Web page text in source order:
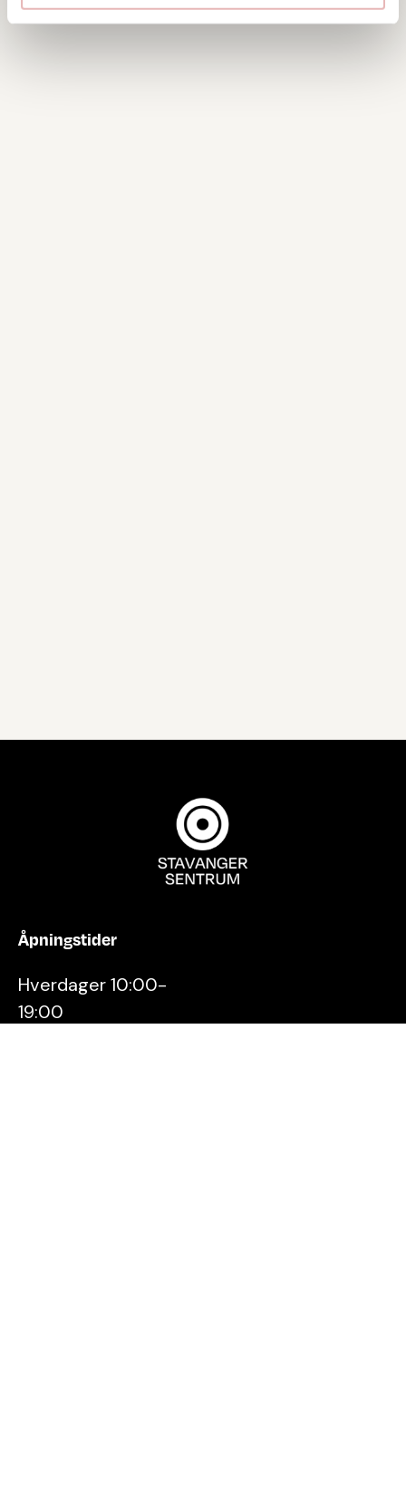
Åpningstider
Hverdager 10:00-
19:00